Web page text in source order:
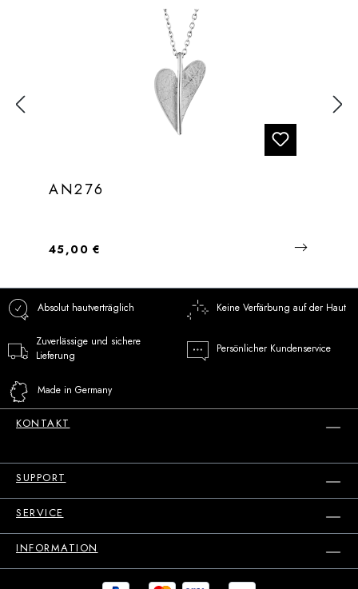
AN276
Regulärer Preis:
45,00 €
Absolut hautverträglich Keine Verfärbung auf der Haut
Zuverlässige und sichere
Lieferung
Persönlicher Kundenservice
Made in Germany
KONTAKT
SUPPORT
SERVICE
INFORMATION